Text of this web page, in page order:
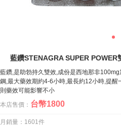
藍鑽STENAGRA SUPER
藍鑽,是助勃持久雙效,成份是西地那非
鋼,最大藥效期約4-6小時,最長約12小時,提
則藥效可能影響不小
本店售價： 台幣1800
月銷量：1601件